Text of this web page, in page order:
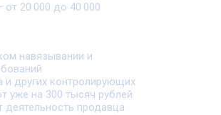
20 000 до 40 000
навязывании и
и других контролирующих
уже на 300 тысяч рублей
деятельность продавца